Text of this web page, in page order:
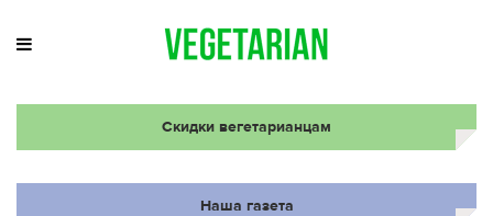
Скидки вегетарианцам
Наша газета